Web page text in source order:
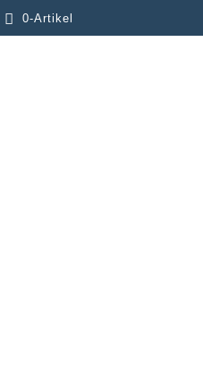
0-Artikel